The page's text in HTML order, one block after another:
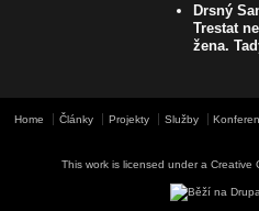
Drsný
Trestat
žena.
Home Články Projekty Služby
This work is licensed under a Creative